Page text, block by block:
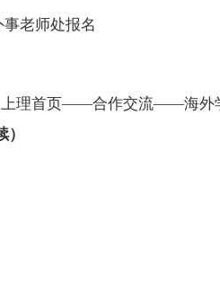
老师处报名
理首页——合作交流——海外